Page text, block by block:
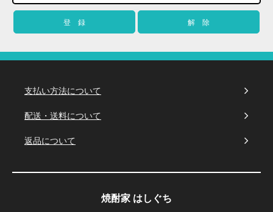
支払い方法について
配送・送料について
返品について
焼酎家 はしぐち